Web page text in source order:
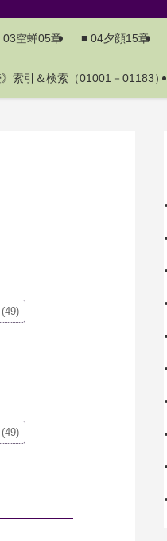
03空蝉05章 ■ 04夕顔15章
索引＆検索（01001－01183）
(49)
(49)